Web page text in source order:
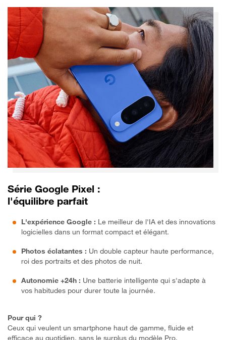
Série Google Pixel :
l'équilibre parfait
L'expérience Google : Le meilleur de l'IA et des innovations
logicielles dans un format compact et élégant.
Photos éclatantes : Un double capteur haute performance,
roi des portraits et des photos de nuit.
Autonomie +24h : Une batterie intelligente qui s'adapte à
vos habitudes pour durer toute la journée.
Pour qui ?
Ceux qui veulent un smartphone haut de gamme, fluide et
efficace au quotidien, sans le surplus du modèle Pro.